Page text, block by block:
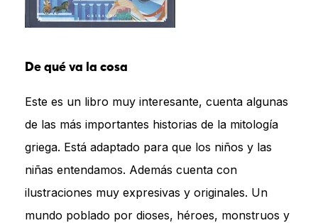
De qué va la cosa
Este es un libro muy interesante, cuenta algunas
de las más importantes historias de la mitología
griega. Está adaptado para que los niños y las
niñas entendamos. Además cuenta con
ilustraciones muy expresivas y originales. Un
mundo poblado por dioses, héroes, monstruos y